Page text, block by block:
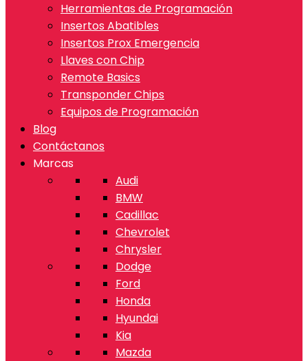
Herramientas de Programación
Insertos Abatibles
Insertos Prox Emergencia
Llaves con Chip
Remote Basics
Transponder Chips
Equipos de Programación
Blog
Contáctanos
Marcas
Audi
BMW
Cadillac
Chevrolet
Chrysler
Dodge
Ford
Honda
Hyundai
Kia
Mazda